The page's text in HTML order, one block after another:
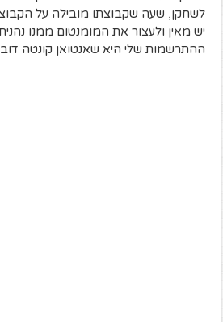
לשחקן, שעה שקבוצתו מובילה על
יש מאין ולעצור את המומנטום ממנו
ההתרשמות שלי היא שאנטואן קונטה